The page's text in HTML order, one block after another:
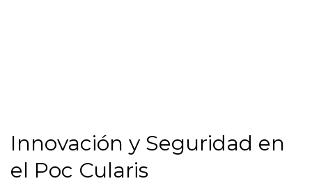
Innovación y Seguridad en
el Poc Cularis